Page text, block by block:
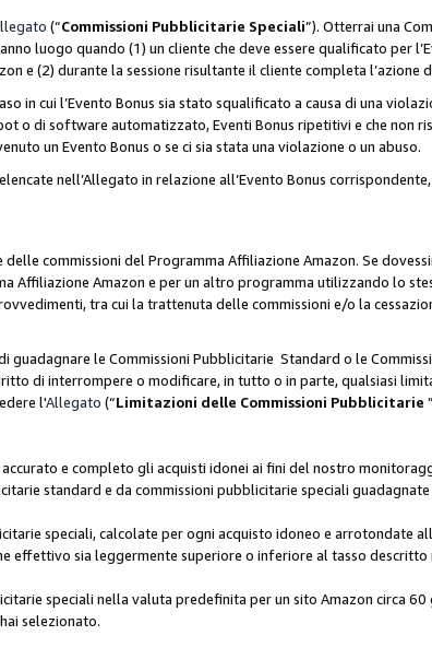
(“Commissioni Pubblicitarie Speciali”). Otterrai una
luogo quando (1) un cliente che deve essere qualificato per
e (2) durante la sessione risultante il cliente completa l’azione
in cui l’Evento Bonus sia stato squalificato a causa di una
di software automatizzato, Eventi Bonus ripetitivi e che non
un Evento Bonus o se ci sia stata una violazione o un abuso.
nell’Allegato in relazione all’Evento Bonus
commissioni del Programma Affiliazione Amazon. Se
Affiliazione Amazon e per un altro programma utilizzando lo
tra cui la trattenuta delle commissioni e/o la
le Commissioni Pubblicitarie Standard o le
di interrompere o modificare, in tutto o in parte, qualsiasi
l'Allegato (“Limitazioni delle Commissioni Pubblicitarie
e completo gli acquisti idonei ai fini del nostro
standard e da commissioni pubblicitarie speciali
speciali, calcolate per ogni acquisto idoneo e arrotondate
effettivo sia leggermente superiore o inferiore al tasso
speciali nella valuta predefinita per un sito Amazon circa
selezionato.